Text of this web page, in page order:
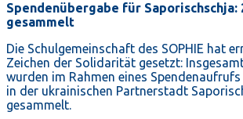
Spendenübergabe für Saporischschja:
gesammelt
Die Schulgemeinschaft des SOPHIE hat
Zeichen der Solidarität gesetzt:
wurden im Rahmen eines
in der ukrainischen Partnerstadt
gesammelt.